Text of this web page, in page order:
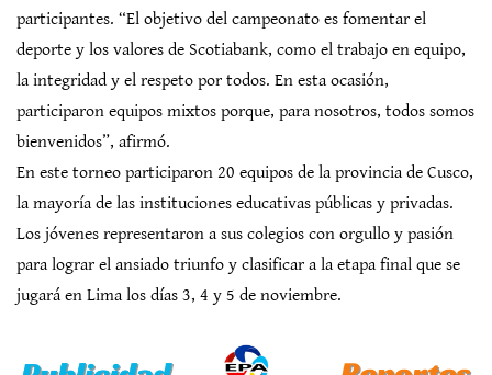
participantes. “El objetivo del campeonato es fomentar el
deporte y los valores de Scotiabank, como el trabajo en equipo,
la integridad y el respeto por todos. En esta ocasión,
participaron equipos mixtos porque, para nosotros, todos somos
bienvenidos”, afirmó.
En este torneo participaron 20 equipos de la provincia de Cusco,
la mayoría de las instituciones educativas públicas y privadas.
Los jóvenes representaron a sus colegios con orgullo y pasión
para lograr el ansiado triunfo y clasificar a la etapa final que se
jugará en Lima los días 3, 4 y 5 de noviembre.